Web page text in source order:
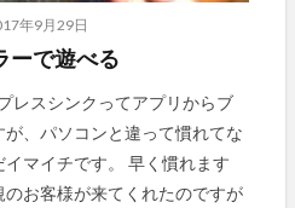
年9月29日
ーで遊べる
レスシンクってアプリからブ
、パソコンと違って慣れてな
マイチです。 早く慣れます
お客様が来てくれたのですが